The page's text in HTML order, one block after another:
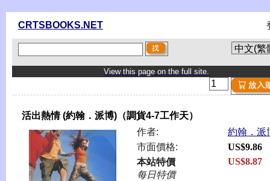
CRTSBOOKS.NET
View this page on the full site.
活出熱情 (約翰．派博)（調貨4-7工作天）
作者:
約翰．派
市面價格:
US$9.86
本站特價
每日特價
US$8.87